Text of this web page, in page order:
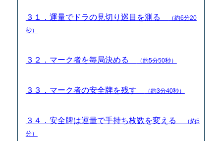
３１．運量でドラの見切り巡目を測る
（約6分20
秒）
３２．マーク者を毎局決める （約5分50秒）
３３．マーク者の安全牌を残す （約3分40秒）
３４．安全牌は運量で手持ち枚数を変える
（約5
分）